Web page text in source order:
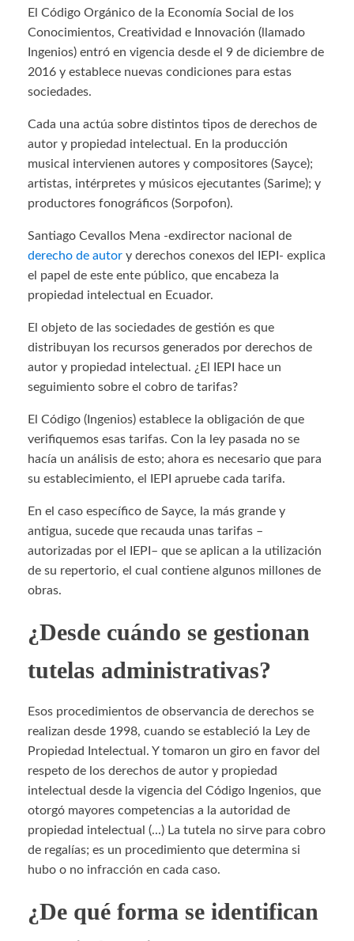
El Código Orgánico de la Economía Social de los
Conocimientos, Creatividad e Innovación (llamado
Ingenios) entró en vigencia desde el 9 de diciembre de
2016 y establece nuevas condiciones para estas
sociedades.
Cada una actúa sobre distintos tipos de derechos de
autor y propiedad intelectual. En la producción
musical intervienen autores y compositores (Sayce);
artistas, intérpretes y músicos ejecutantes (Sarime); y
productores fonográficos (Sorpofon).
Santiago Cevallos Mena -exdirector nacional de
derecho de autor y derechos conexos del IEPI- explica
el papel de este ente público, que encabeza la
propiedad intelectual en Ecuador.
El objeto de las sociedades de gestión es que
distribuyan los recursos generados por derechos de
autor y propiedad intelectual. ¿El IEPI hace un
seguimiento sobre el cobro de tarifas?
El Código (Ingenios) establece la obligación de que
verifiquemos esas tarifas. Con la ley pasada no se
hacía un análisis de esto; ahora es necesario que para
su establecimiento, el IEPI apruebe cada tarifa.
En el caso específico de Sayce, la más grande y
antigua, sucede que recauda unas tarifas –
autorizadas por el IEPI– que se aplican a la utilización
de su repertorio, el cual contiene algunos millones de
obras.
¿Desde cuándo se gestionan
tutelas administrativas?
Esos procedimientos de observancia de derechos se
realizan desde 1998, cuando se estableció la Ley de
Propiedad Intelectual. Y tomaron un giro en favor del
respeto de los derechos de autor y propiedad
intelectual desde la vigencia del Código Ingenios, que
otorgó mayores competencias a la autoridad de
propiedad intelectual (...) La tutela no sirve para cobro
de regalías; es un procedimiento que determina si
hubo o no infracción en cada caso.
¿De qué forma se identifican